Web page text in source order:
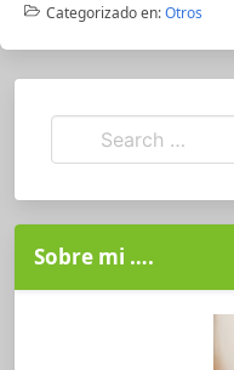
Categorizado en:Otros
Sobre mi ….